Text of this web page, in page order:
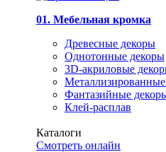
01. Мебельная кромка
Древесные декоры
Однотонные декоры
3D-акриловые
Фантазийные
Клей-расплав
Каталоги
Смотреть онлайн